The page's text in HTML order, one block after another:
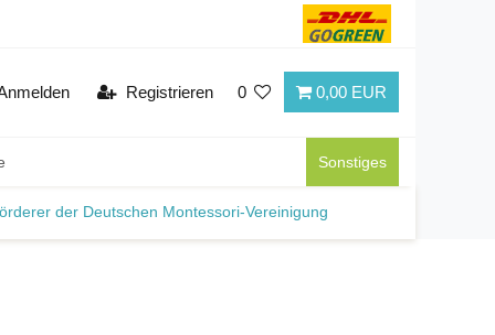
Registrieren 0 0,00 EUR
Sonstiges
der Deutschen Montessori-Vereinigung